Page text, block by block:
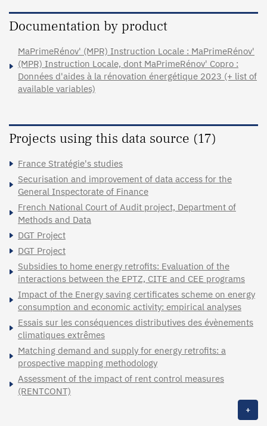
Documentation by product
MaPrimeRénov' (MPR) Instruction Locale : MaPrimeRénov'
(MPR) Instruction Locale, dont MaPrimeRénov' Copro :
Données d'aides à la rénovation énergétique 2023 (+ list of
available variables)
Projects using this data source (17)
France Stratégie's studies
Securisation and improvement of data access for the
General Inspectorate of Finance
French National Court of Audit project, Department of
Methods and Data
DGT Project
DGT Project
Subsidies to home energy retrofits: Evaluation of the
interactions between the EPTZ, CITE and CEE programs
Impact of the Energy saving certificates scheme on energy
consumption and economic activity: empirical analyses
Essais sur les conséquences distributives des évènements
climatiques extrêmes
Matching demand and supply for energy retrofits: a
prospective mapping methodology
Assessment of the impact of rent control measures
(RENTCONT)
+